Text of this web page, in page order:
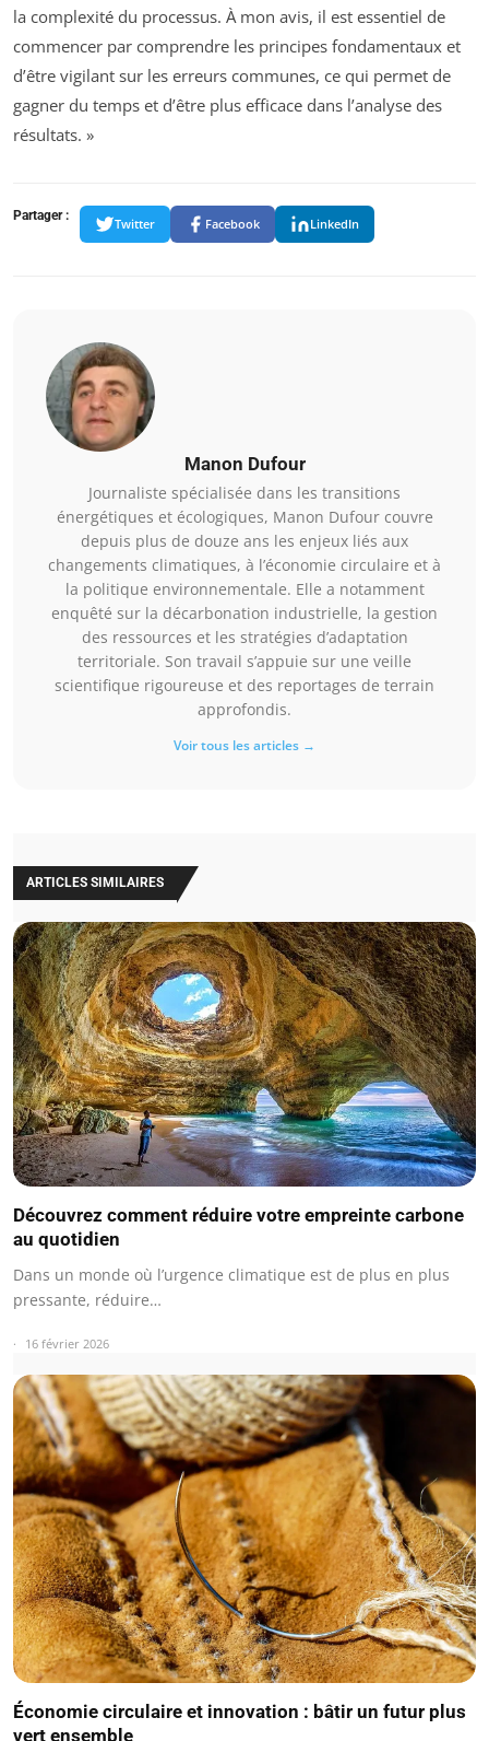
la complexité du processus. À mon avis, il est essentiel de
commencer par comprendre les principes fondamentaux et
d’être vigilant sur les erreurs communes, ce qui permet de
gagner du temps et d’être plus efficace dans l’analyse des
résultats. »
Partager :
Twitter Facebook LinkedIn
Manon Dufour
Journaliste spécialisée dans les transitions
énergétiques et écologiques, Manon Dufour couvre
depuis plus de douze ans les enjeux liés aux
changements climatiques, à l’économie circulaire et à
la politique environnementale. Elle a notamment
enquêté sur la décarbonation industrielle, la gestion
des ressources et les stratégies d’adaptation
territoriale. Son travail s’appuie sur une veille
scientifique rigoureuse et des reportages de terrain
approfondis.
Voir tous les articles →
ARTICLES SIMILAIRES
Découvrez comment réduire votre empreinte carbone
au quotidien
Dans un monde où l’urgence climatique est de plus en plus
pressante, réduire…
16 février 2026
Économie circulaire et innovation : bâtir un futur plus
vert ensemble